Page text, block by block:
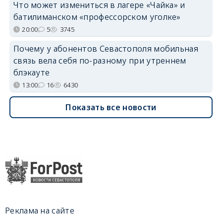
Что может измениться в лагере «Чайка» и
батилиманском «профессорском уголке»
20:00 5 3745
Почему у абонентов Севастополя мобильная
связь вела себя по-разному при утреннем
блэкауте
13:00 16 6430
Показать все новости
Реклама на сайте